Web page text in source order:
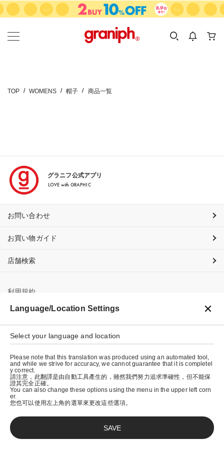
カテゴリーから探す
KIDS
カテゴリ
サイズ
TOP WOMENS 帽子 商品一覧
グラニフ公式アプリ
LOVE with GRAPHIC
お問い合わせ
お買い物ガイド
店舗検索
利用規約
プライバシーポリシー
特定商取引法に基づく表示
会社概要
© graniph inc.
Language/Location Settings
Select your language and location
Please note that this translation was produced using an automated tool,
and while we strive for accuracy, we cannot guarantee that it is completel
y correct.
請注意，此翻譯是由自動工具產生的，雖然我們努力追求準確性，但不能保
證其完全正確。
You can also change these options using the menu in the upper left corn
er.
您也可以使用左上角的選單來更改這些選項。
SAVE